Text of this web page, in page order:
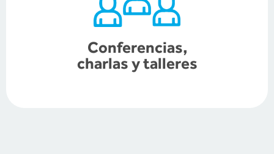
Conferencias,
charlas y talleres